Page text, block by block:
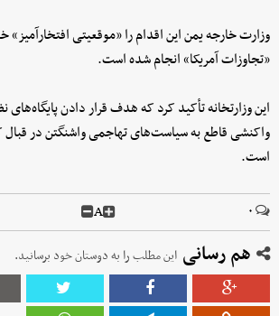
وزارت خارجه یمن این اقدام را «موقعیتی افتخارآمیز»
«تجاوزات آمریکا» انجام شده است.
این وزارتخانه تأکید کرد که هدف قرار دادن پایگاه‌های
واکنشی قاطع به سیاست‌های تهاجمی واشنگتن در
است.
۰ A
هم رسانی این مطلب را به دوستان خود برسانید.